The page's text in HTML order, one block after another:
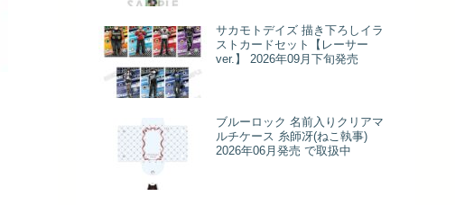
サカモトデイズ 描き下ろしイラ
ストカードセット【レーサー
ver.】 2026年09月下旬発売
ブルーロック 名前入りクリアマ
ルチケース 糸師冴(ねこ執事)
2026年06月発売 で取扱中